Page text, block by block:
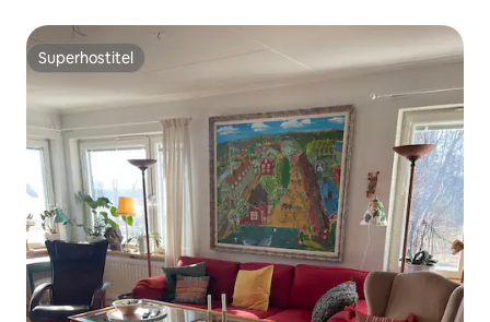
Superhostiteľ
Superhostiteľ